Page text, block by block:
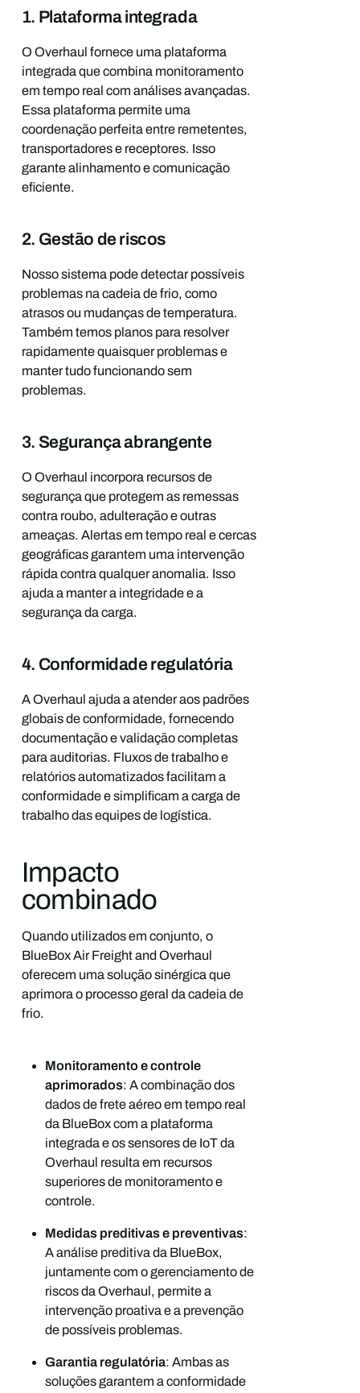
1. Plataforma integrada
O Overhaul fornece uma plataforma
integrada que combina monitoramento
em tempo real com análises avançadas.
Essa plataforma permite uma
coordenação perfeita entre remetentes,
transportadores e receptores. Isso
garante alinhamento e comunicação
eficiente.
2. Gestão de riscos
Nosso sistema pode detectar possíveis
problemas na cadeia de frio, como
atrasos ou mudanças de temperatura.
Também temos planos para resolver
rapidamente quaisquer problemas e
manter tudo funcionando sem
problemas.
3. Segurança abrangente
O Overhaul incorpora recursos de
segurança que protegem as remessas
contra roubo, adulteração e outras
ameaças. Alertas em tempo real e cercas
geográficas garantem uma intervenção
rápida contra qualquer anomalia. Isso
ajuda a manter a integridade e a
segurança da carga.
4. Conformidade regulatória
A Overhaul ajuda a atender aos padrões
globais de conformidade, fornecendo
documentação e validação completas
para auditorias. Fluxos de trabalho e
relatórios automatizados facilitam a
conformidade e simplificam a carga de
trabalho das equipes de logística.
Impacto
combinado
Quando utilizados em conjunto, o
BlueBox Air Freight and Overhaul
oferecem uma solução sinérgica que
aprimora o processo geral da cadeia de
frio.
Monitoramento e controle
aprimorados: A combinação dos
dados de frete aéreo em tempo real
da BlueBox com a plataforma
integrada e os sensores de IoT da
Overhaul resulta em recursos
superiores de monitoramento e
controle.
Medidas preditivas e preventivas:
A análise preditiva da BlueBox,
juntamente com o gerenciamento de
riscos da Overhaul, permite a
intervenção proativa e a prevenção
de possíveis problemas.
Garantia regulatória: Ambas as
soluções garantem a conformidade